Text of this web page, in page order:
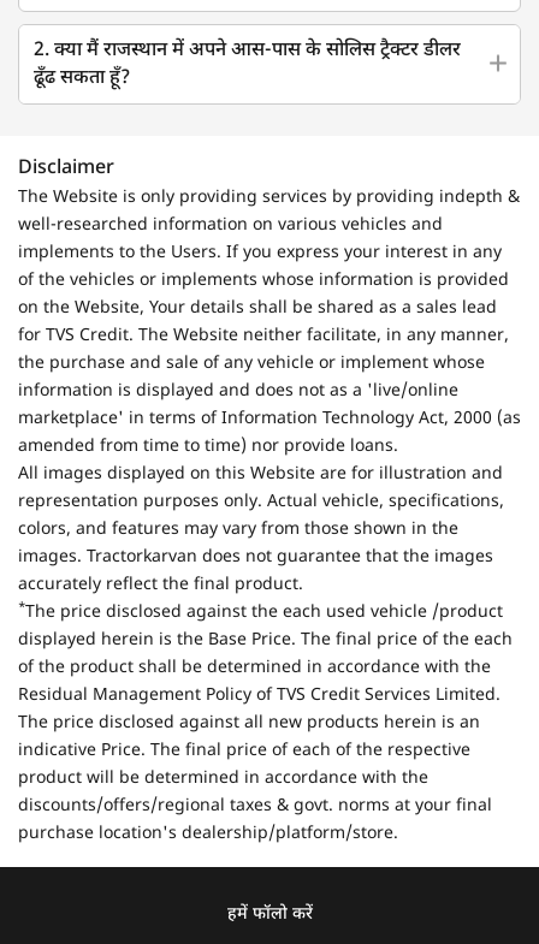
2. क्या मैं राजस्थान में अपने आस-पास के सोलिस ट्रैक्टर डीलर
ढूँढ सकता हूँ?
Disclaimer
The Website is only providing services by providing indepth &
well-researched information on various vehicles and
implements to the Users. If you express your interest in any
of the vehicles or implements whose information is provided
on the Website, Your details shall be shared as a sales lead
for TVS Credit. The Website neither facilitate, in any manner,
the purchase and sale of any vehicle or implement whose
information is displayed and does not as a 'live/online
marketplace' in terms of Information Technology Act, 2000 (as
amended from time to time) nor provide loans.
All images displayed on this Website are for illustration and
representation purposes only. Actual vehicle, specifications,
colors, and features may vary from those shown in the
images. Tractorkarvan does not guarantee that the images
accurately reflect the final product.
*The price disclosed against the each used vehicle /product
displayed herein is the Base Price. The final price of the each
of the product shall be determined in accordance with the
Residual Management Policy of TVS Credit Services Limited.
The price disclosed against all new products herein is an
indicative Price. The final price of each of the respective
product will be determined in accordance with the
discounts/offers/regional taxes & govt. norms at your final
purchase location's dealership/platform/store.
हमें फॉलो करें